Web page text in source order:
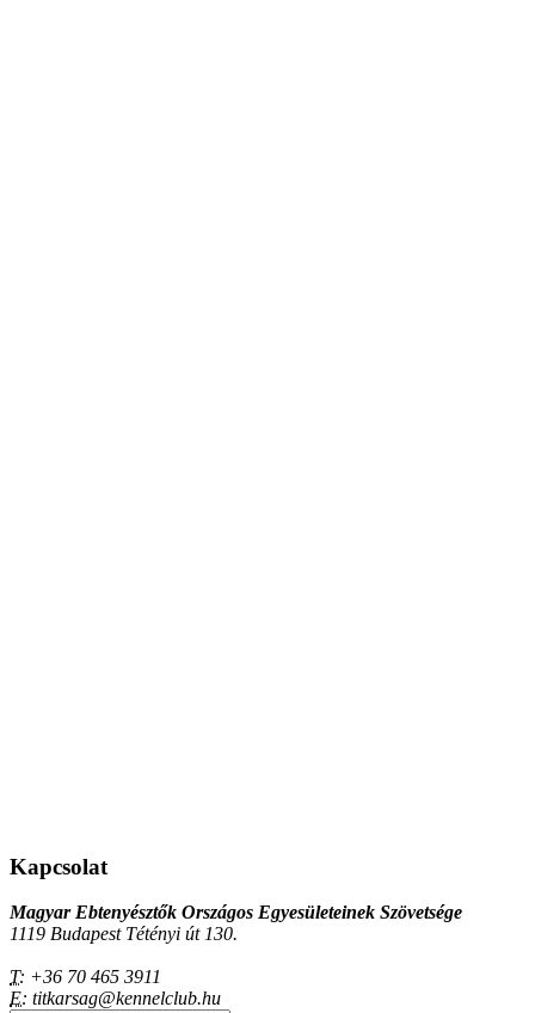
Kapcsolat
Magyar Ebtenyésztők Országos Egyesületeinek Szövetsége
1119 Budapest Tétényi út 130.
T: +36 70 465 3911
E: titkarsag@kennelclub.hu